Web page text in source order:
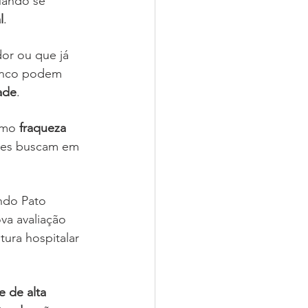
.
ou que já
podem
.
fraqueza
buscam em
Pato
avaliação
hospitalar
de alta